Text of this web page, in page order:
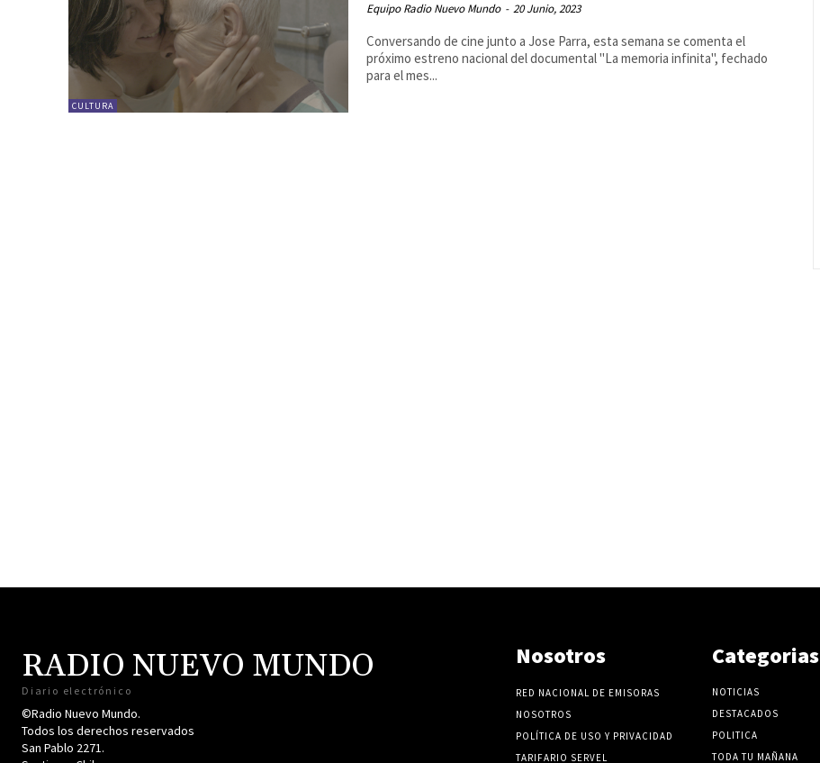
CULTURA
Equipo Radio Nuevo Mundo - 20 Junio, 2023
Conversando de cine junto a Jose Parra, esta semana se comenta el
próximo estreno nacional del documental "La memoria infinita", fechado
para el mes...
RADIO NUEVO MUNDO
Diario electrónico
©Radio Nuevo Mundo.
Todos los derechos reservados
San Pablo 2271.
Nosotros
RED NACIONAL DE EMISORAS
NOSOTROS
POLÍTICA DE USO Y PRIVACIDAD
TARIFARIO SERVEL
Categorias
NOTICIAS
DESTACADOS
POLITICA
TODA TU MAÑANA